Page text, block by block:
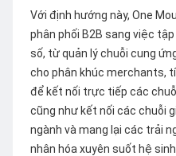
Với định hướng này, One
phân phối B2B sang việc
số, từ quản lý chuỗi cung
cho phân khúc merchants,
để kết nối trực tiếp các
cũng như kết nối các chuỗi
ngành và mang lại các trải
nhân hóa xuyên suốt hệ